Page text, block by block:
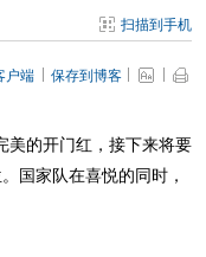
扫描到手机
户端 保存到博客
的开门红，接下来将要
国家队在喜悦的同时，